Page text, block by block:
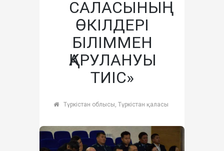
САЛАСЫНЫҢ
ӨКІЛДЕРІ
БІЛІММЕН
ҚАРУЛАНУЫ
ТИІС»
Түркістан облысы, Түркістан қаласы